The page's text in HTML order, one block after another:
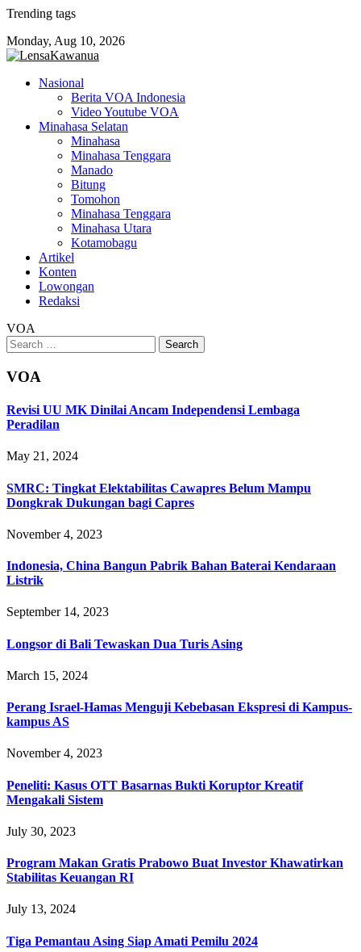
Skip
content
Trending tags
Monday, Aug 10, 2026
Nasional
Berita VOA Indonesia
Video Youtube VOA
Minahasa Selatan
Minahasa
Minahasa Tenggara
Manado
Bitung
Tomohon
Minahasa Tenggara
Minahasa Utara
Kotamobagu
Artikel
Konten
Lowongan
Redaksi
VOA
Search
for:
VOA
Revisi UU MK Dinilai Ancam Independensi Lembaga
Peradilan
May 21, 2024
SMRC: Tingkat Elektabilitas Cawapres Belum Mampu
Dongkrak Dukungan bagi Capres
November 4, 2023
Indonesia, China Bangun Pabrik Bahan Baterai Kendaraan
Listrik
September 14, 2023
Longsor di Bali Tewaskan Dua Turis Asing
March 15, 2024
Perang Israel-Hamas Menguji Kebebasan Ekspresi di Kampus-
kampus AS
November 4, 2023
Peneliti: Kasus OTT Basarnas Bukti Koruptor Kreatif
Mengakali Sistem
July 30, 2023
Program Makan Gratis Prabowo Buat Investor Khawatirkan
Stabilitas Keuangan RI
July 13, 2024
Tiga Pemantau Asing Siap Amati Pemilu 2024